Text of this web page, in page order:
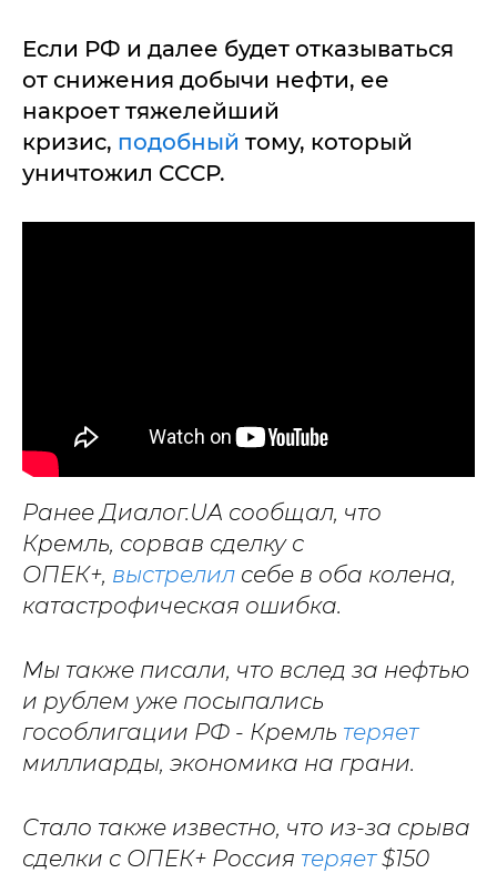
Если РФ и далее будет отказываться
от снижения добычи нефти, ее
накроет тяжелейший
кризис, подобный тому, который
уничтожил СССР.
Ранее Диалог.UA сообщал, что
Кремль, сорвав сделку с
ОПЕК+, выстрелил себе в оба колена,
катастрофическая ошибка.
Мы также писали, что вслед за нефтью
и рублем уже посыпались
гособлигации РФ - Кремль теряет
миллиарды, экономика на грани.
Стало также известно, что из-за срыва
сделки с ОПЕК+ Россия теряет$150